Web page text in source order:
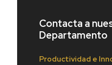
Contacta a
Departamento
Productividad e